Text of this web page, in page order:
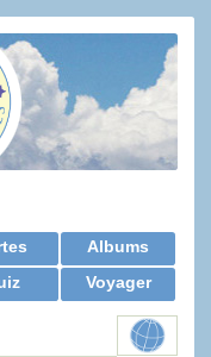
Albums
Voyager